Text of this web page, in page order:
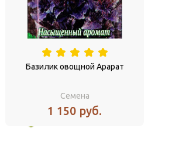
Базилик овощной Арарат
Семена
1 150 руб.